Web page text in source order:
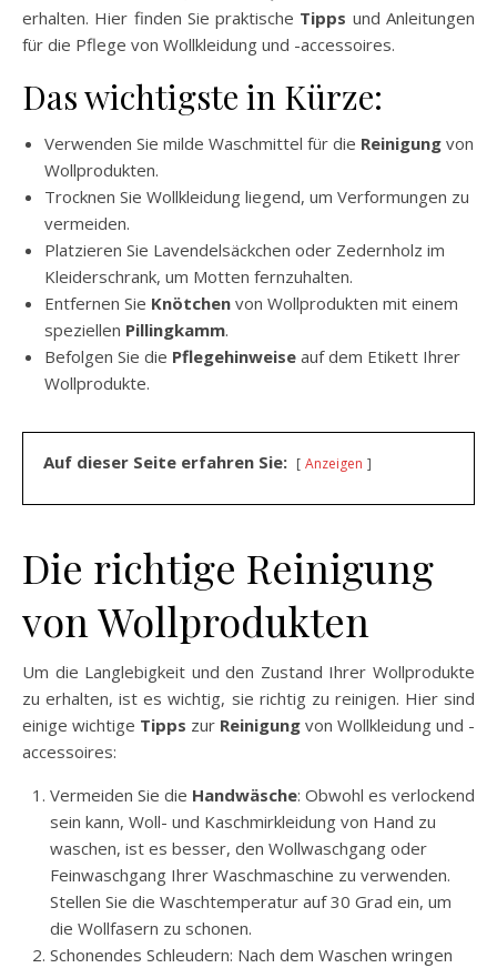
erhalten. Hier finden Sie praktische Tipps und Anleitungen
für die Pflege von Wollkleidung und -accessoires.
Das wichtigste in Kürze:
Verwenden Sie milde Waschmittel für die Reinigung von
Wollprodukten.
Trocknen Sie Wollkleidung liegend, um Verformungen zu
vermeiden.
Platzieren Sie Lavendelsäckchen oder Zedernholz im
Kleiderschrank, um Motten fernzuhalten.
Entfernen Sie Knötchen von Wollprodukten mit einem
speziellen Pillingkamm.
Befolgen Sie die Pflegehinweise auf dem Etikett Ihrer
Wollprodukte.
Auf dieser Seite erfahren Sie: Anzeigen
Die richtige Reinigung
von Wollprodukten
Um die Langlebigkeit und den Zustand Ihrer Wollprodukte
zu erhalten, ist es wichtig, sie richtig zu reinigen. Hier sind
einige wichtige Tipps zur Reinigung von Wollkleidung und -
accessoires:
Vermeiden Sie die Handwäsche: Obwohl es verlockend
sein kann, Woll- und Kaschmirkleidung von Hand zu
waschen, ist es besser, den Wollwaschgang oder
Feinwaschgang Ihrer Waschmaschine zu verwenden.
Stellen Sie die Waschtemperatur auf 30 Grad ein, um
die Wollfasern zu schonen.
Schonendes Schleudern: Nach dem Waschen wringen